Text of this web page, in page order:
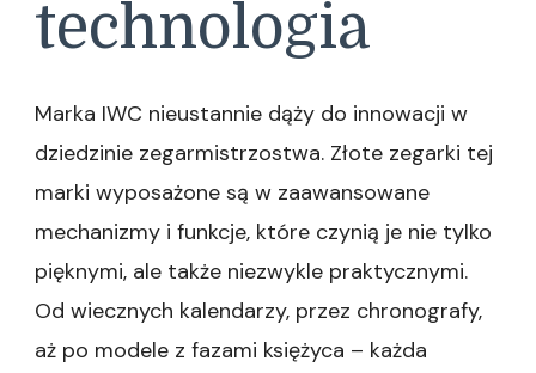
technologia
Marka IWC nieustannie dąży do innowacji w
dziedzinie zegarmistrzostwa. Złote zegarki tej
marki wyposażone są w zaawansowane
mechanizmy i funkcje, które czynią je nie tylko
pięknymi, ale także niezwykle praktycznymi.
Od wiecznych kalendarzy, przez chronografy,
aż po modele z fazami księżyca – każda